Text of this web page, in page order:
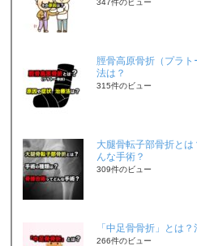
347件のビュー
脛骨高原骨折（プラ
法は？
315件のビュー
大腿骨転子部骨折と
んな手術？
309件のビュー
「中足骨骨折」とは
266件のビュー